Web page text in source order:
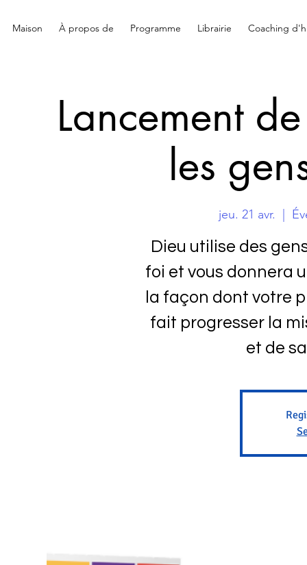
Maison À propos de Programme Librairie Coaching
Lancement
les
jeu. 21 avr.
Dieu utilise des
foi et vous donnera
la façon dont votre
fait progresser la
et de